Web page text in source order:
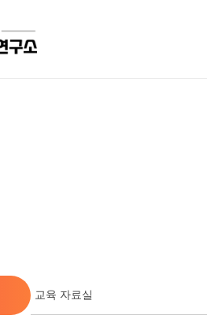
교육 자료실